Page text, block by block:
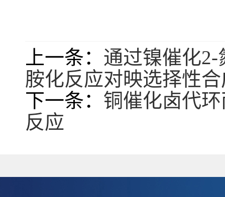
上一条： 通过镍催化
胺化反应对映选择性
下一条： 铜催化卤代
反应